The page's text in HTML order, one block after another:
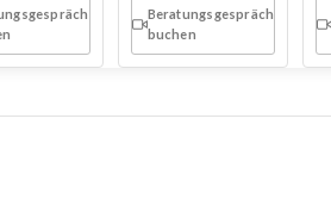
Beratungsgespräch
buchen